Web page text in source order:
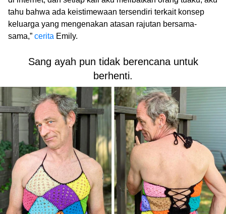
tahu bahwa ada keistimewaan tersendiri terkait konsep
keluarga yang mengenakan atasan rajutan bersama-
sama,” cerita Emily.
Sang ayah pun tidak berencana untuk
berhenti.